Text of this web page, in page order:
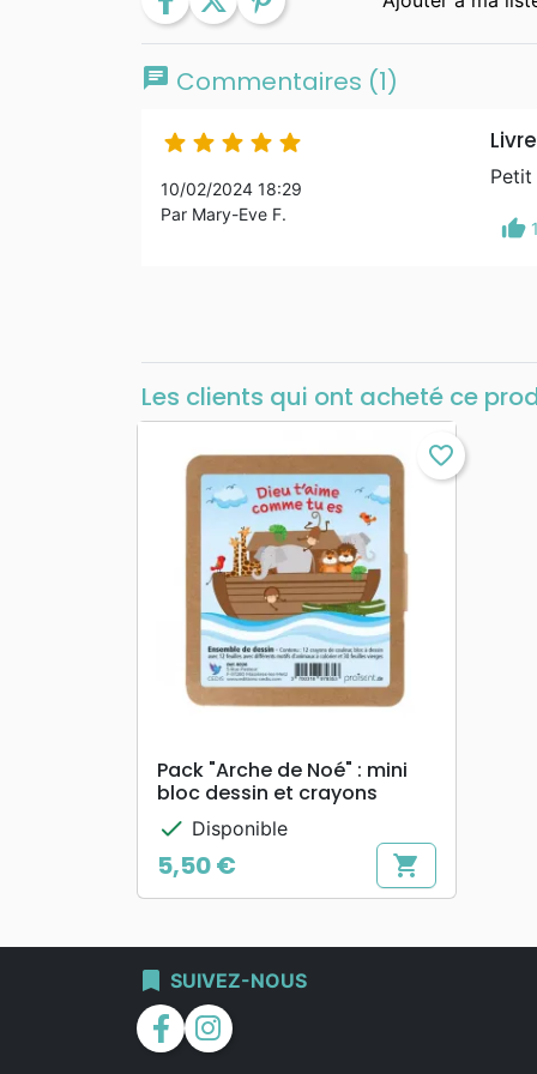
chat Commentaires (1)
    
10/02/2024 18:29
Par Mary-Eve F.
thumb_up 1
Les clients qui ont acheté ce
search APERÇU RAPIDE
favorite_border
Pack "Arche de Noé" : mini
bloc dessin et crayons
check Disponible
Prix
5,50 € shopping_cart
bookmark SUIVEZ-NOUS
facebook instagram